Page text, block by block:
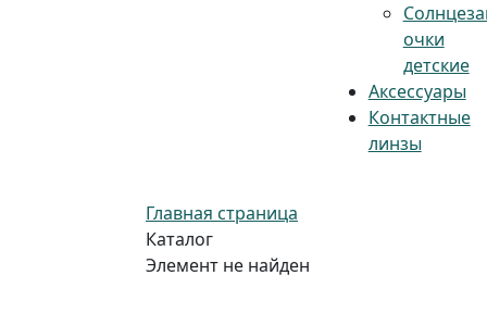
очки
детские
Аксессуары
Контактные
линзы
Главная страница
Каталог
Элемент не найден